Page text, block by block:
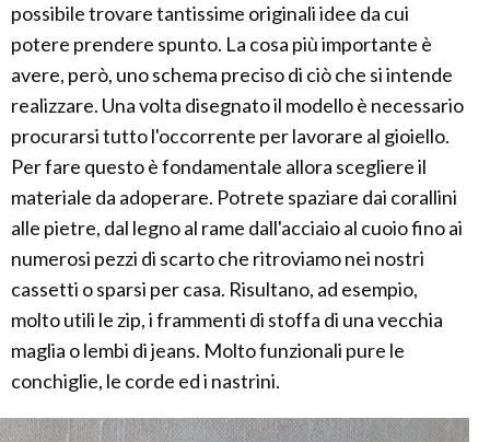
possibile trovare tantissime originali idee da cui
potere prendere spunto. La cosa più importante è
avere, però, uno schema preciso di ciò che si intende
realizzare. Una volta disegnato il modello è necessario
procurarsi tutto l'occorrente per lavorare al gioiello.
Per fare questo è fondamentale allora scegliere il
materiale da adoperare. Potrete spaziare dai corallini
alle pietre, dal legno al rame dall'acciaio al cuoio fino ai
numerosi pezzi di scarto che ritroviamo nei nostri
cassetti o sparsi per casa. Risultano, ad esempio,
molto utili le zip, i frammenti di stoffa di una vecchia
maglia o lembi di jeans. Molto funzionali pure le
conchiglie, le corde ed i nastrini.